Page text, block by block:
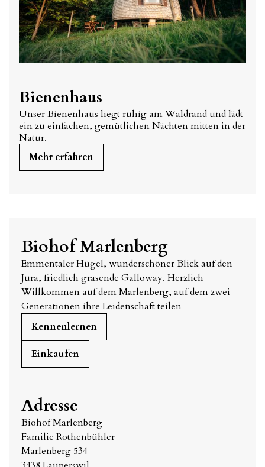
Bienenhaus
Unser Bienenhaus liegt ruhig am Waldrand und lädt
ein zu einfachen, gemütlichen Nächten mitten in der
Natur.
Mehr erfahren
Biohof Marlenberg
Emmentaler Hügel, wunderschöner Blick auf den
Jura, friedlich grasende Galloway. Herzlich
Willkommen auf dem Marlenberg, auf dem zwei
Generationen ihre Leidenschaft teilen
Kennenlernen
Einkaufen
Adresse
Biohof Marlenberg
Familie Rothenbühler
Marlenberg 534